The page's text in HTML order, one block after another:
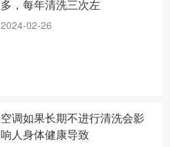
多，每年清洗三次左
2024-02-26
空调如果长期不进行清洗会影
响人身体健康导致